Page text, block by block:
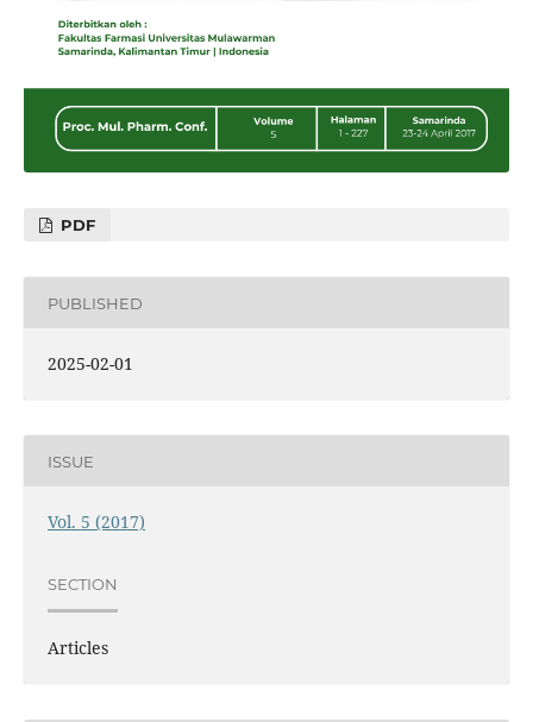
PDF
PUBLISHED
2025-02-01
ISSUE
Vol. 5 (2017)
SECTION
Articles